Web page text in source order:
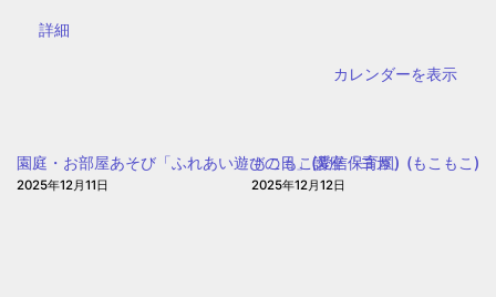
{title}
詳細
カレンダーを表示
園庭・お部屋あそび「ふれあい遊びの日」(愛信保育園)
2025年12月11日
もこもこ講座「ヨガ」(もこもこ)
2025年12月12日